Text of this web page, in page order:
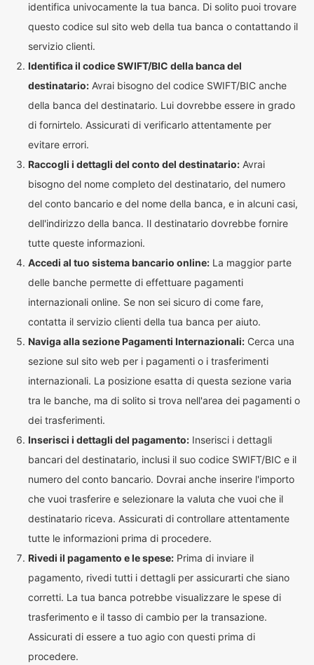
identifica univocamente la tua banca. Di solito puoi trovare
questo codice sul sito web della tua banca o contattando il
servizio clienti.
Identifica il codice SWIFT/BIC della banca del
destinatario: Avrai bisogno del codice SWIFT/BIC anche
della banca del destinatario. Lui dovrebbe essere in grado
di fornirtelo. Assicurati di verificarlo attentamente per
evitare errori.
Raccogli i dettagli del conto del destinatario: Avrai
bisogno del nome completo del destinatario, del numero
del conto bancario e del nome della banca, e in alcuni casi,
dell'indirizzo della banca. Il destinatario dovrebbe fornire
tutte queste informazioni.
Accedi al tuo sistema bancario online: La maggior parte
delle banche permette di effettuare pagamenti
internazionali online. Se non sei sicuro di come fare,
contatta il servizio clienti della tua banca per aiuto.
Naviga alla sezione Pagamenti Internazionali: Cerca una
sezione sul sito web per i pagamenti o i trasferimenti
internazionali. La posizione esatta di questa sezione varia
tra le banche, ma di solito si trova nell'area dei pagamenti o
dei trasferimenti.
Inserisci i dettagli del pagamento: Inserisci i dettagli
bancari del destinatario, inclusi il suo codice SWIFT/BIC e il
numero del conto bancario. Dovrai anche inserire l'importo
che vuoi trasferire e selezionare la valuta che vuoi che il
destinatario riceva. Assicurati di controllare attentamente
tutte le informazioni prima di procedere.
Rivedi il pagamento e le spese: Prima di inviare il
pagamento, rivedi tutti i dettagli per assicurarti che siano
corretti. La tua banca potrebbe visualizzare le spese di
trasferimento e il tasso di cambio per la transazione.
Assicurati di essere a tuo agio con questi prima di
procedere.